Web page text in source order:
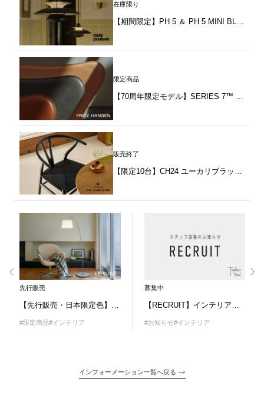
在庫限り
【期間限定】PH 5 ＆ PH 5 MINI BLACK EDITION 2025
限定商品
販売終了
先行販売
【先行販売・日本限定色】LE KLINT（レ・クリント）スノードロップ発売のお知らせ
#限定商品#インテリア
募集中
#お知らせ#インテリア
インフォーメーション一覧へ戻る